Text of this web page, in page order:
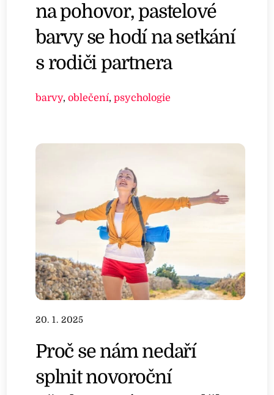
na pohovor, pastelové
barvy se hodí na setkání
s rodiči partnera
barvy,oblečení,psychologie
20. 1. 2025
Proč se nám nedaří
splnit novoroční